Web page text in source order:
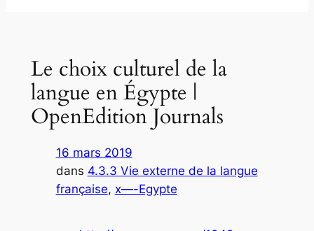
Le choix culturel de la
langue en Égypte |
OpenEdition Journals
16 mars 2019
dans 4.3.3 Vie externe de la langue
française, x—-Egypte